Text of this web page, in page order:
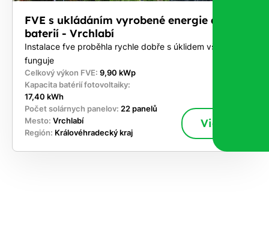
FVE s ukládáním vyrobené energie do
baterií - Vrchlabí
Instalace fve proběhla rychle dobře s úklidem vše
funguje
Celkový výkon FVE: 9,90 kWp
Kapacita batérií fotovoltaiky:
17,40 kWh
Počet solárnych panelov: 22 panelů
Mesto: Vrchlabí
Región: Královéhradecký kraj
Viac